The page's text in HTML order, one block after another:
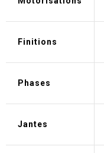
Finitions
Phases
Jantes